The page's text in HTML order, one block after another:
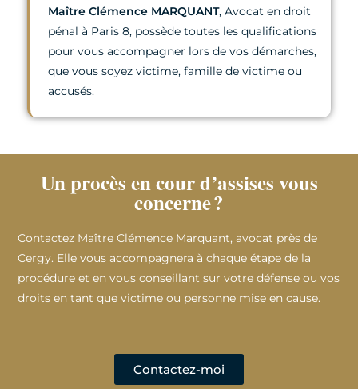
Maître Clémence MARQUANT, Avocat en droit
pénal à Paris 8, possède toutes les qualifications
pour vous accompagner lors de vos démarches,
que vous soyez victime, famille de victime ou
accusés.
Un procès en cour d’assises vous
concerne ?
Contactez Maître Clémence Marquant, avocat près de
Cergy. Elle vous accompagnera à chaque étape de la
procédure et en vous conseillant sur votre défense ou vos
droits en tant que victime ou personne mise en cause.
Contactez-moi